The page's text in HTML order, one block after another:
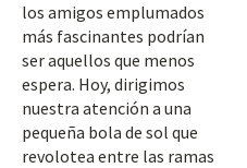
los amigos emplumados
más fascinantes podrían
ser aquellos que menos
espera. Hoy, dirigimos
nuestra atención a una
pequeña bola de sol que
revolotea entre las ramas